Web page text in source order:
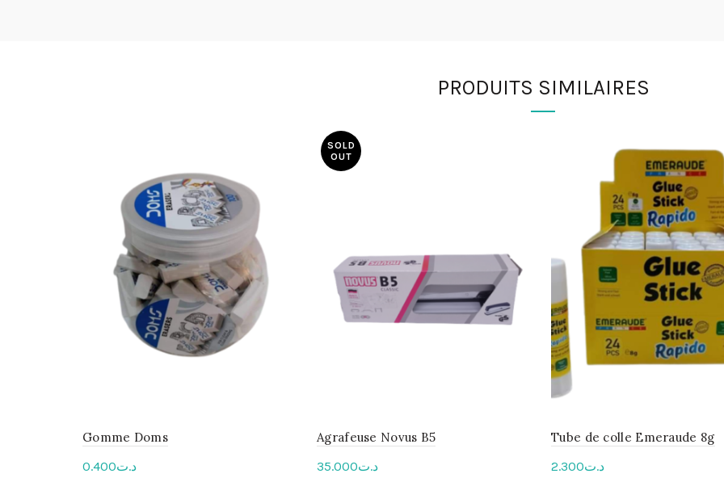
PRODUITS SIMILAIRES
Gomme Doms
د.ت0.400
SOLD
OUT
Agrafeuse Novus B5
د.ت35.000
Tube de colle Emeraude 8g
د.ت2.300